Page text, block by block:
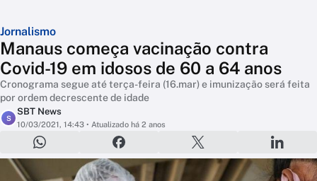
Jornalismo
Manaus começa vacinação contra
Covid-19 em idosos de 60 a 64 anos
Cronograma segue até terça-feira (16.mar) e imunização será feita
por ordem decrescente de idade
S
SBT News
10/03/2021, 14:43 • Atualizado há 2 anos